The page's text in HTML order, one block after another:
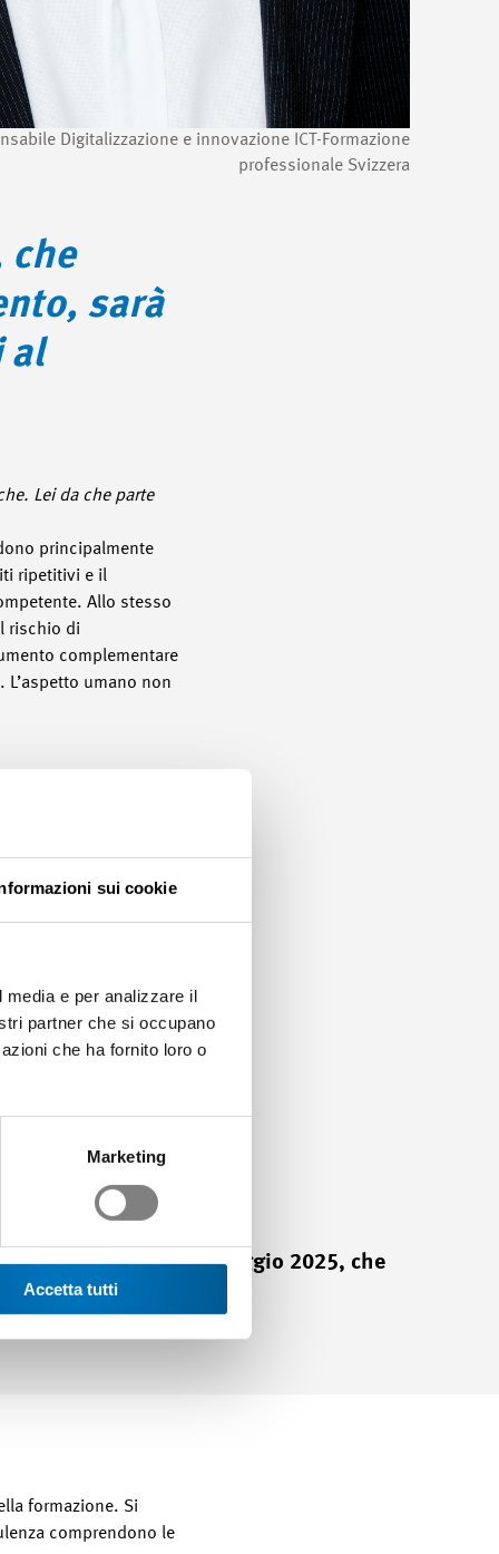
sui cookie
e per analizzare il
partner che si occupano
che ha fornito loro o
Marketing
Accetta tutti
Digitalizzazione e innovazione ICT-Formazione
professionale Svizzera
che
sarà
al
Lei da che parte
principalmente
ripetitivi e il
Allo stesso
rischio di
complementare
umano non
al centro
aperta e
include non solo
utilizzino le
di apprendimento
Swissmem del 23 maggio 2025, che
formazione. Si
comprendono le